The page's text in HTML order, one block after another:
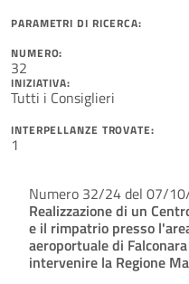
PARAMETRI DI RICERCA:
NUMERO:
32
INIZIATIVA:
Tutti i Consiglieri
INTERPELLANZE TROVATE:
1
Numero 32/24 del 07/
Realizzazione di un
e il rimpatrio presso
aeroportuale di
intervenire la Regione